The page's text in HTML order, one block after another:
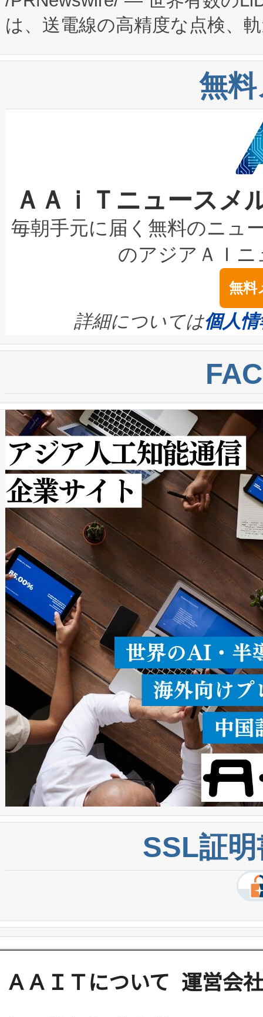
に関する技術移転および知的
構造化トレーニングカリキュ
上げおよび商用化段階におけ
設備整備および立ち上げ調整
加組織は、Enzeneのバイオ
選定された製品について、自
取得できる可能性もあります
設には、3億～4億ドルかか
最高経営責任者（CEO）であ
す。「当社のfully-connected
ームを利用すれば、6,000万
きます。この効率性は、フェ
定、統合、導入、運用に至る
安全性を追跡し、確保する事
増加しているデータセンター
る電力網に大きな負担をかけ
事業者の負担軽減という課題
系統連系を迅速にし、ピーク
限を超えて利用可能な電力容
持できるよう貢献します。こ
ービスレベル契約（SLA）違
テリー性能の劣化によるダウ
念は、現在データセンターが
ます。 Voltaiq provides a
quality and reliability for AI
BESS stack to ensure battery
centers. Voltaiqは、ai&のAI
からシステム統合、試運転、
クルの各段階のデータを監視
[…]
は、送電線の高精度な点検、
や穀物倉庫におけるバルク材
リューション「Avia 2」を発
したAvia 2は、1,000メート
狭視野のFOVを切り替えるこ
ケーブル、枝などの細かな対
なレーザースポットにより、
な環境下でも豊かなディテー
キロメートル範囲を検出
LiDAR for Inspections,
は1535 nmレーザーを搭載。
イズの小径化を実現すること
す。ノーマルモードでは、
ートル先まで検出でき、これ
トに対して約600メートルに
では、反射率10％のターゲッ
で向上し、最大検知距離は
ットだけで最大1キロメート
ルの変電所周囲を監視でき、
作業と点群処理を簡素化でき
Avia 2は、2種類のFOVオプシ
× 80°のノーマルモード、長
ードを切り替えて使用するこ
ることなく、単一のデバイス
うにします。遠距離まで届く
密度なスキャ […]
無
ＡＡｉＴニュース
毎朝手元に届く無料のニュ
のアジアＡＩ
無料
詳細については個人
SSL証
ＡＡＩＴについて 運営会社